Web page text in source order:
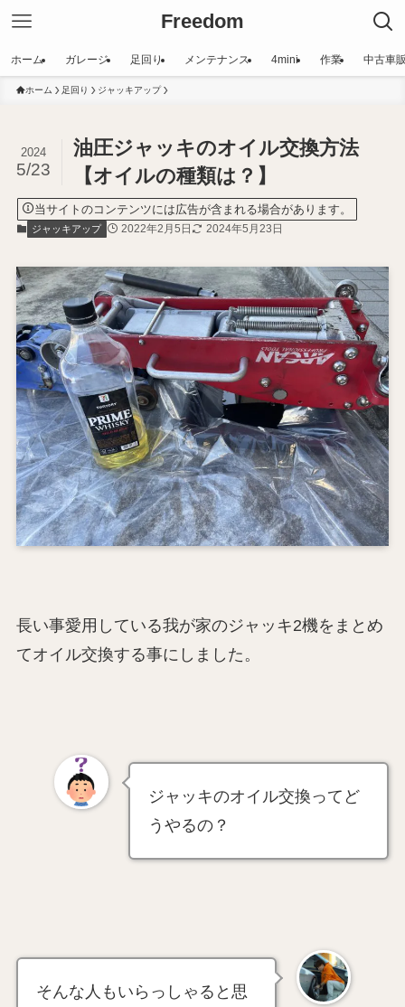
Freedom
ホーム ガレージ 足回り メンテナンス 4mini 作業 中古車
ホーム 足回り ジャッキアップ
油圧ジャッキのオイル交換方法
【オイルの種類は？】
2024
5/23
当サイトのコンテンツには広告が含まれる場合があります。
ジャッキアップ 2022年2月5日 2024年5月23日
長い事愛用している我が家のジャッキ2機をまとめ
てオイル交換する事にしました。
ジャッキのオイル交換ってど
うやるの？
そんな人もいらっしゃると思